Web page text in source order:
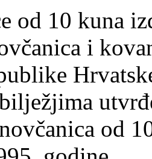
od 10 kuna
i
od